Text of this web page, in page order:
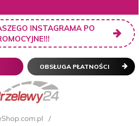
INSTAGRAMA PO
OBSŁUGA PŁATNOŚCI